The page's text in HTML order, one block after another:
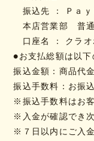
振込先 ： Ｐａｙ
本店営業部 普
口座名 ： クラ
●お支払総額は以下
振込金額：商品代
振込手数料：お振
※振込手数料はお
※入金が確認でき
※７日以内にご入